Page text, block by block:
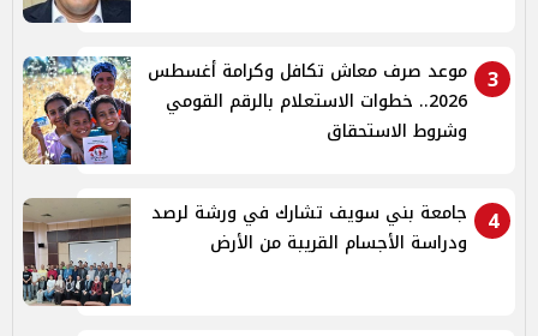
3
موعد صرف معاش تكافل وكرامة أغسطس
2026.. خطوات الاستعلام بالرقم القومي
وشروط الاستحقاق
4
جامعة بني سويف تشارك في ورشة لرصد
ودراسة الأجسام القريبة من الأرض